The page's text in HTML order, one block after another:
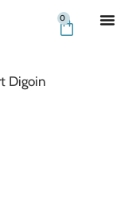
0
Digoin